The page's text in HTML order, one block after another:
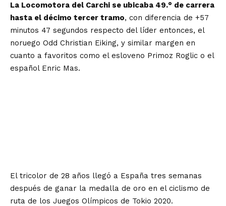
La Locomotora del Carchi se ubicaba 49.° de carrera
hasta el décimo tercer tramo, con diferencia de +57
minutos 47 segundos respecto del líder entonces, el
noruego Odd Christian Eiking, y similar margen en
cuanto a favoritos como el esloveno Primoz Roglic o el
español Enric Mas.
El tricolor de 28 años llegó a España tres semanas
después de ganar la medalla de oro en el ciclismo de
ruta de los Juegos Olímpicos de Tokio 2020.